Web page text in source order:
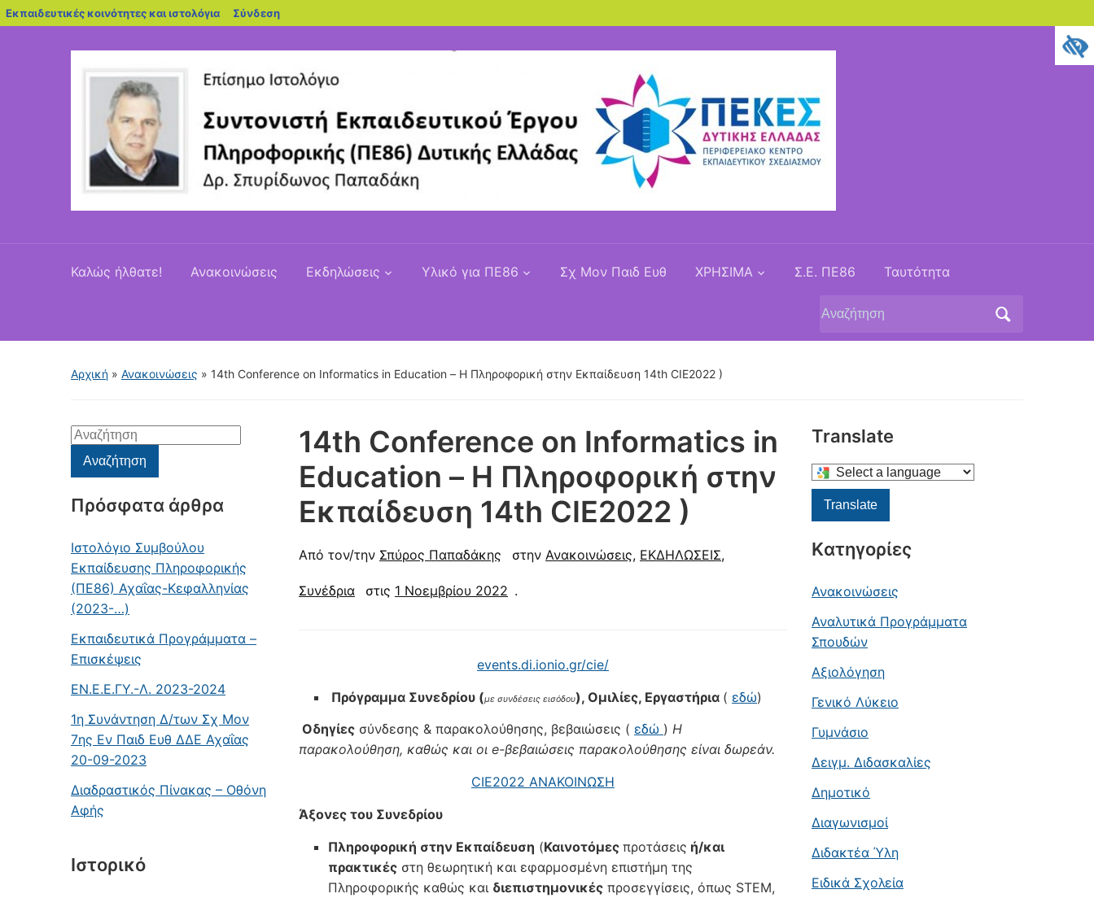
Εκπαιδευτικές κοινότητες και ιστολόγια blogs.sch.gr
Σύνδεση
Καλώς ήλθατε! Ανακοινώσεις Εκδηλώσεις Υλικό για ΠΕ86 Σχ Μον Παιδ Ευθ ΧΡΗΣΙΜΑ Σ.Ε. ΠΕ86 Ταυτότητα
Αναζήτηση
Αρχική » Ανακοινώσεις » 14th Conference on Informatics in Education – Η Πληροφορική στην Εκπαίδευση 14th CIE2022 )
Αναζήτηση
για:Αναζήτηση
Πρόσφατα άρθρα
Ιστολόγιο Συμβούλου
Εκπαίδευσης Πληροφορικής
(ΠΕ86) Αχαΐας-Κεφαλληνίας
(2023-…)
Εκπαιδευτικά Προγράμματα –
Επισκέψεις
ΕΝ.Ε.Ε.ΓΥ.-Λ. 2023-2024
1η Συνάντηση Δ/των Σχ Μον
7ης Εν Παιδ Ευθ ΔΔΕ Αχαΐας
20-09-2023
Διαδραστικός Πίνακας – Οθόνη
Αφής
Ιστορικό
14th Conference on Informatics in
Education – Η Πληροφορική στην
Εκπαίδευση 14th CIE2022 )
Από τον/την Σπύρος Παπαδάκης στην Ανακοινώσεις, ΕΚΔΗΛΩΣΕΙΣ,
Συνέδρια στις 1 Νοεμβρίου 2022 .
events.di.ionio.gr/cie/
Πρόγραμμα Συνεδρίου (με συνδέσεις εισόδου), Ομιλίες, Εργαστήρια ( εδώ)
Οδηγίες σύνδεσης & παρακολούθησης, βεβαιώσεις ( εδώ ) Η
παρακολούθηση, καθώς και οι e-βεβαιώσεις παρακολούθησης είναι δωρεάν.
CIE2022 ΑΝΑΚΟΙΝΩΣΗ
Άξονες του Συνεδρίου
Πληροφορική στην Εκπαίδευση (Καινοτόμες προτάσεις ή/και
πρακτικές στη θεωρητική και εφαρμοσμένη επιστήμη της
Πληροφορικής καθώς και διεπιστημονικές προσεγγίσεις, όπως STEM,
Translate
Select
a
language
translate
page
Translate
Kατηγορίες
Ανακοινώσεις
Αναλυτικά Προγράμματα
Σπουδών
Αξιολόγηση
Γενικό Λύκειο
Γυμνάσιο
Δειγμ. Διδασκαλίες
Δημοτικό
Διαγωνισμοί
Διδακτέα Ύλη
Ειδικά Σχολεία